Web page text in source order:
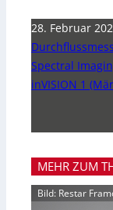
28. Februar
Spectral
inVISION 1
MEHR ZUM
Bild: Restar